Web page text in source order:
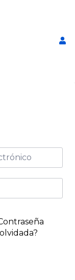
olvidada?
de
y